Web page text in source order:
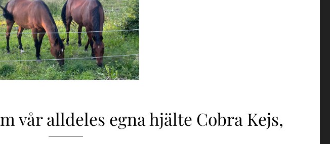
vår alldeles egna hjälte Cobra Kejs,